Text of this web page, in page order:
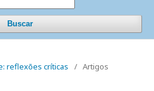
Buscar
reflexões críticas
/ Artigos